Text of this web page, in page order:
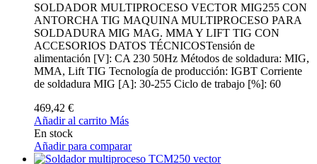
SOLDADOR MULTIPROCESO VECTOR MIG255 CON
ANTORCHA TIG MAQUINA MULTIPROCESO PARA
SOLDADURA MIG MAG. MMA Y LIFT TIG CON
ACCESORIOS DATOS TÉCNICOSTensión de
alimentación [V]: CA 230 50Hz Métodos de soldadura: MIG,
MMA, Lift TIG Tecnología de producción: IGBT Corriente
de soldadura MIG [A]: 30-255 Ciclo de trabajo [%]: 60
469,42 €
Añadir al carrito Más
En stock
Añadir para comparar